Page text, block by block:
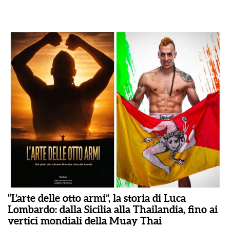
“L’arte delle otto armi”, la storia di Luca
Lombardo: dalla Sicilia alla Thailandia, fino ai
vertici mondiali della Muay Thai